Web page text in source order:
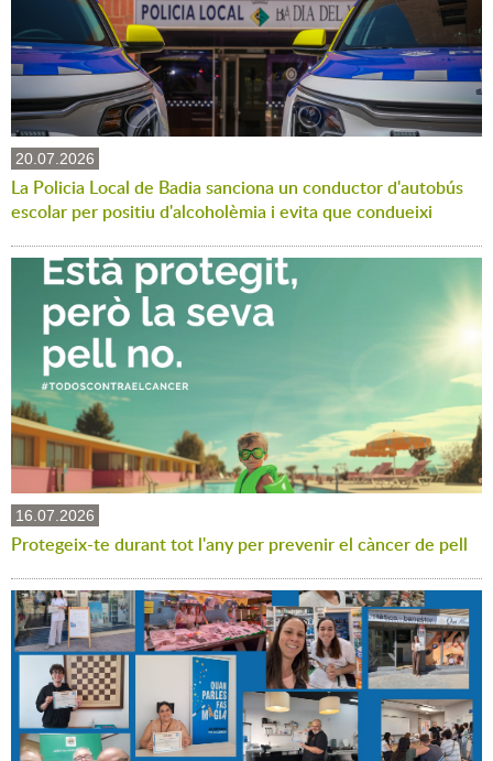
20.07.2026
La Policia Local de Badia sanciona un conductor d'autobús
escolar per positiu d'alcoholèmia i evita que condueixi
16.07.2026
Protegeix-te durant tot l'any per prevenir el càncer de pell